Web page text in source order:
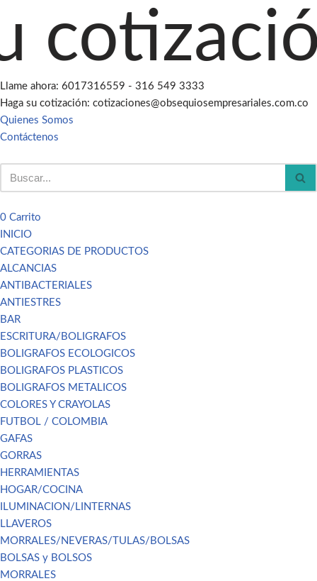
al
Llame ahora: 6017316559 - 316 549 3333
Haga su cotización: cotizaciones@obsequiosempresariales.com.co
Quienes Somos
Contáctenos
0 Carrito
INICIO
CATEGORIAS DE PRODUCTOS
ALCANCIAS
ANTIBACTERIALES
ANTIESTRES
BAR
ESCRITURA/BOLIGRAFOS
BOLIGRAFOS ECOLOGICOS
BOLIGRAFOS PLASTICOS
BOLIGRAFOS METALICOS
COLORES Y CRAYOLAS
FUTBOL / COLOMBIA
GAFAS
GORRAS
HERRAMIENTAS
HOGAR/COCINA
ILUMINACION/LINTERNAS
LLAVEROS
MORRALES/NEVERAS/TULAS/BOLSAS
BOLSAS y BOLSOS
MORRALES